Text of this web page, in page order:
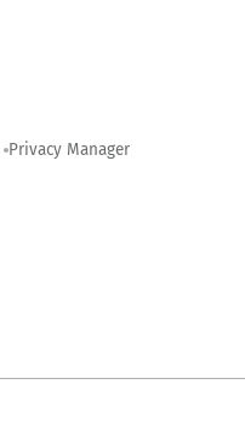
Privacy Manager